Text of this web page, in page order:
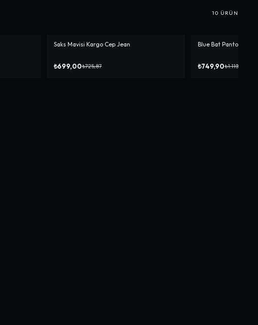
10 ÜRÜN
-%4 Saks Mavisi Kargo Cep Jean
₺699,00₺725,87
-%33
Blue Bat Pantolon
₺749,90₺1.119,90